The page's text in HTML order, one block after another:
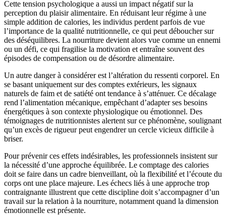
Cette tension psychologique a aussi un impact négatif sur la
perception du plaisir alimentaire. En réduisant leur régime à une
simple addition de calories, les individus perdent parfois de vue
l’importance de la qualité nutritionnelle, ce qui peut déboucher sur
des déséquilibres. La nourriture devient alors vue comme un ennemi
ou un défi, ce qui fragilise la motivation et entraîne souvent des
épisodes de compensation ou de désordre alimentaire.
Un autre danger à considérer est l’altération du ressenti corporel. En
se basant uniquement sur des comptes extérieurs, les signaux
naturels de faim et de satiété ont tendance à s’atténuer. Ce décalage
rend l’alimentation mécanique, empêchant d’adapter ses besoins
énergétiques à son contexte physiologique ou émotionnel. Des
témoignages de nutritionnistes alertent sur ce phénomène, soulignant
qu’un excès de rigueur peut engendrer un cercle vicieux difficile à
briser.
Pour prévenir ces effets indésirables, les professionnels insistent sur
la nécessité d’une approche équilibrée. Le comptage des calories
doit se faire dans un cadre bienveillant, où la flexibilité et l’écoute du
corps ont une place majeure. Les échecs liés à une approche trop
contraignante illustrent que cette discipline doit s’accompagner d’un
travail sur la relation à la nourriture, notamment quand la dimension
émotionnelle est présente.